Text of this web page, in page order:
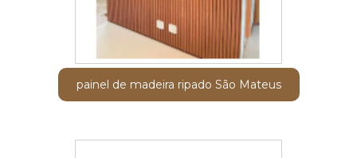
painel de madeira ripado São Mateus